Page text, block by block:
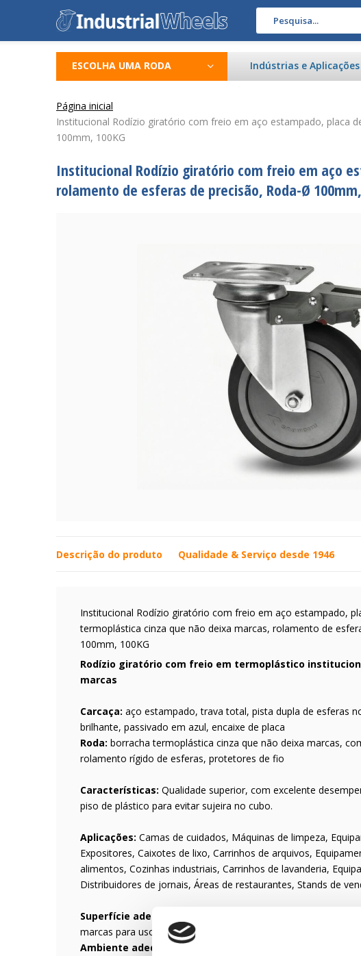
ESCOLHA UMA RODA Indústrias e Aplicações
Página inicial
Institucional Rodízio giratório com freio em aço estampado, placa
100mm, 100KG
Institucional Rodízio giratório com freio em aço
rolamento de esferas de precisão, Roda-Ø 100mm,
Descrição do produto Qualidade & Serviço desde 1946
Institucional Rodízio giratório com freio em aço estampado,
termoplástica cinza que não deixa marcas, rolamento de
100mm, 100KG
Rodízio giratório com freio em termoplástico
marcas
Carcaça: aço estampado, trava total, pista dupla de esferas
brilhante, passivado em azul, encaixe de placa
Roda: borracha termoplástica cinza que não deixa marcas,
rolamento rígido de esferas, protetores de fio
Características: Qualidade superior, com excelente
piso de plástico para evitar sujeira no cubo.
Aplicações: Camas de cuidados, Máquinas de limpeza,
Expositores, Caixotes de lixo, Carrinhos de arquivos,
alimentos, Cozinhas industriais, Carrinhos de lavanderia,
Distribuidores de jornais, Áreas de restaurantes, Stands de
Superfície adequada:
marcas para uso em ladrilhos cerâmicos, linóleo, etc.
Ambiente adequado:Seco e não permanentemente úmido.